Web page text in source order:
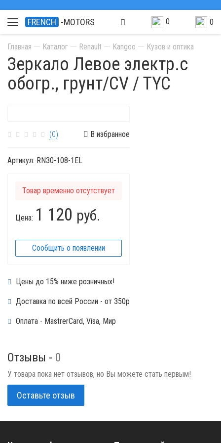
FRENCH -MOTORS 0 0
Главная Каталог Renault Kangoo Кузов и оптика
Зеркало Левое электр.с
обогр., грунт/CV / TYC
(0) В избранное
Артикул: RN30-108-1EL
Товар временно отсутствует
Цена: 1 120 руб.
Сообщить о появлении
Цены до 15% ниже розничных!
Доставка по всей России - от 350р
Оплата - MastrerCard, Visa, Мир
Отзывы - 0
У товара пока нет отзывов, но Вы можете стать первым!
Оставьте отзыв